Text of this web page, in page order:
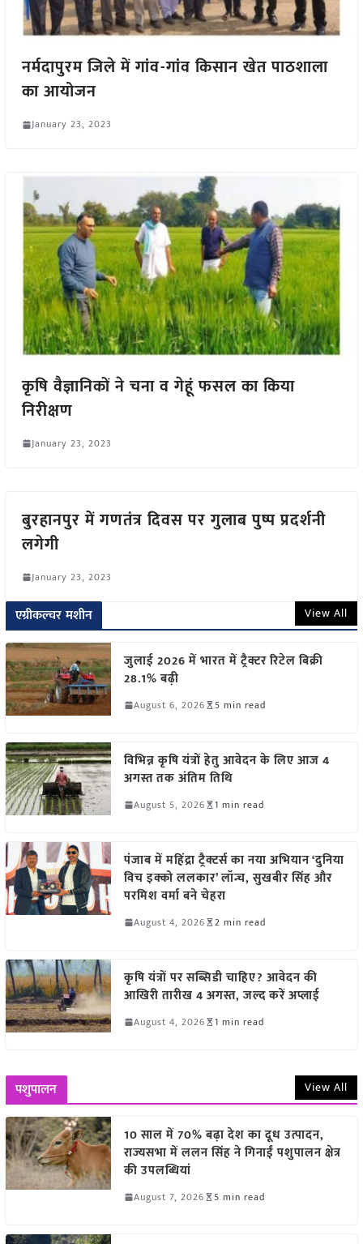
नर्मदापुरम जिले में गांव-गांव किसान खेत पाठशाला
का आयोजन
January 23, 2023
कृषि वैज्ञानिकों ने चना व गेहूं फसल का किया
निरीक्षण
January 23, 2023
बुरहानपुर में गणतंत्र दिवस पर गुलाब पुष्प प्रदर्शनी
लगेगी
January 23, 2023
एग्रीकल्चर मशीन View All
जुलाई 2026 में भारत में ट्रैक्टर रिटेल बिक्री
28.1% बढ़ी
August 6, 2026 5 min read
विभिन्न कृषि यंत्रों हेतु आवेदन के लिए आज 4
अगस्त तक अंतिम तिथि
August 5, 2026 1 min read
पंजाब में महिंद्रा ट्रैक्टर्स का नया अभियान ‘दुनिया
विच इक्को ललकार’ लॉन्च, सुखबीर सिंह और
परमिश वर्मा बने चेहरा
August 4, 2026 2 min read
कृषि यंत्रों पर सब्सिडी चाहिए? आवेदन की
आखिरी तारीख 4 अगस्त, जल्द करें अप्लाई
August 4, 2026 1 min read
पशुपालन View All
10 साल में 70% बढ़ा देश का दूध उत्पादन,
राज्यसभा में ललन सिंह ने गिनाईं पशुपालन क्षेत्र
की उपलब्धियां
August 7, 2026 5 min read